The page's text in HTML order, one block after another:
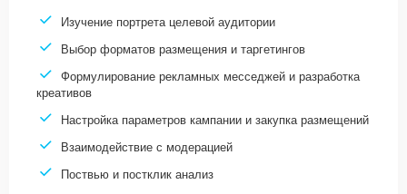
Изучение портрета целевой аудитории
Выбор форматов размещения и таргетингов
Формулирование рекламных месседжей и разработка
креативов
Настройка параметров кампании и закупка размещений
Взаимодействие с модерацией
Поствью и постклик анализ